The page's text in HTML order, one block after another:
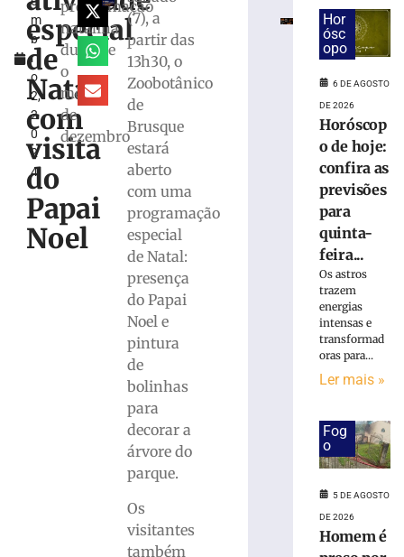
m
b
r
o
2,
2
0
2
4
especial
de
Natal
com
visita
do
Papai
Noel
programação
natalina
durante
o
mês
de
dezembro
(7), a
partir das
13h30, o
Zoobotânico
de
Brusque
estará
aberto
com uma
programação
especial
de Natal:
presença
do Papai
Noel e
pintura
de
bolinhas
para
decorar a
árvore do
parque.
Os
visitantes
também
confira
as
previsões
quinta-
(06/08)
Brusque
pacote
milhões
obras,
Hor
ósc
opo
6 DE AGOSTO
DE 2026
Horóscop
o de hoje:
confira as
previsões
para
quinta-
feira...
Os astros
trazem
energias
intensas e
transformad
oras para...
Ler mais »
Fog
o
5 DE AGOSTO
DE 2026
Homem é